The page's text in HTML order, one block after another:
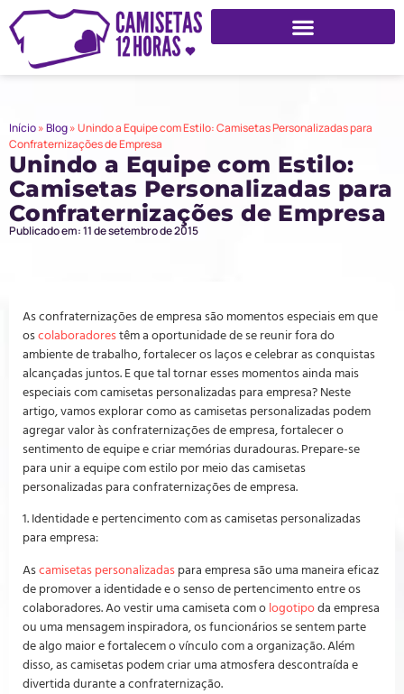
Início»Blog»Unindo a Equipe com Estilo: Camisetas Personalizadas para
Confraternizações de Empresa
Unindo a Equipe com Estilo:
Camisetas Personalizadas para
Confraternizações de Empresa
Publicado em: 11 de setembro de 2015
As confraternizações de empresa são momentos especiais em que
oscolaboradorestêm a oportunidade de se reunir fora do
ambiente de trabalho, fortalecer os laços e celebrar as conquistas
alcançadas juntos. E que tal tornar esses momentos ainda mais
especiais com camisetas personalizadas para empresa? Neste
artigo, vamos explorar como as camisetas personalizadas podem
agregar valor às confraternizações de empresa, fortalecer o
sentimento de equipe e criar memórias duradouras. Prepare-se
para unir a equipe com estilo por meio das camisetas
personalizadas para confraternizações de empresa.
1. Identidade e pertencimento com as camisetas personalizadas
para empresa:
Ascamisetas personalizadas para empresa são uma maneira eficaz
de promover a identidade e o senso de pertencimento entre os
colaboradores. Ao vestir uma camiseta com o logotipoda empresa
ou uma mensagem inspiradora, os funcionários se sentem parte
de algo maior e fortalecem o vínculo com a organização. Além
disso, as camisetas podem criar uma atmosfera descontraída e
divertida durante a confraternização.